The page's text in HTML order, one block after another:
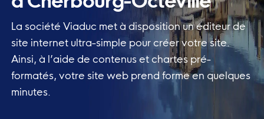
La société Viaduc met à disposition un éditeur de
site internet ultra-simple pour créer votre site.
Ainsi, à l’aide de contenus et chartes pré-
formatés, votre site web prend forme en quelques
minutes.